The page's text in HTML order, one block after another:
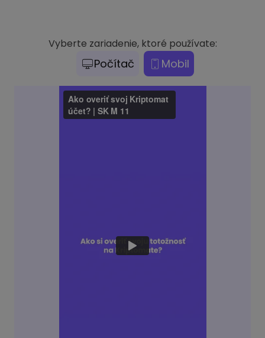
Vyberte zariadenie, ktoré používate:
Počítač Mobil